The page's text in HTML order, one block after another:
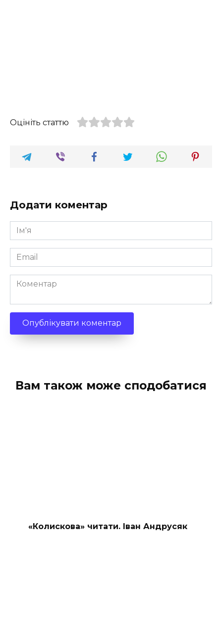
Оцініть статтю
Додати коментар
Ім'я
*
Email
*
Коментар
Вам також може сподобатися
«Колискова» читати. Іван Андрусяк